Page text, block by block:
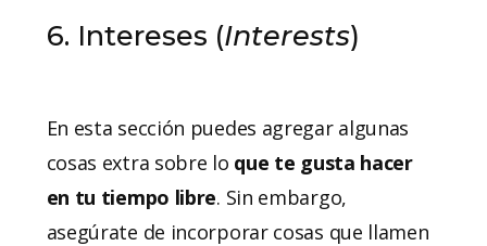
6. Intereses (Interests)
En esta sección puedes agregar algunas
cosas extra sobre lo que te gusta hacer
en tu tiempo libre. Sin embargo,
asegúrate de incorporar cosas que llamen